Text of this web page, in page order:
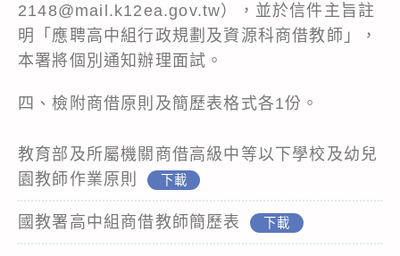
2148@mail.k12ea.gov.tw），並於信件主旨註
明「應聘高中組行政規劃及資源科商借教師」，
本署將個別通知辦理面試。
四、檢附商借原則及簡歷表格式各1份。
教育部及所屬機關商借高級中等以下學校及幼兒
園教師作業原則
下載
國教署高中組商借教師簡歷表 下載